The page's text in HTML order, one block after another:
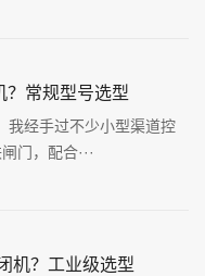
？常规型号选型
我经手过不少小型渠道控
门，配合···
机？工业级选型